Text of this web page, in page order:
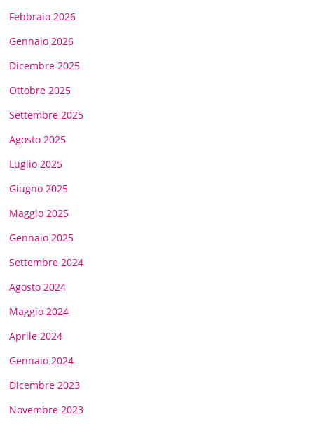
Febbraio 2026
Gennaio 2026
Dicembre 2025
Ottobre 2025
Settembre 2025
Agosto 2025
Luglio 2025
Giugno 2025
Maggio 2025
Gennaio 2025
Settembre 2024
Agosto 2024
Maggio 2024
Aprile 2024
Gennaio 2024
Dicembre 2023
Novembre 2023